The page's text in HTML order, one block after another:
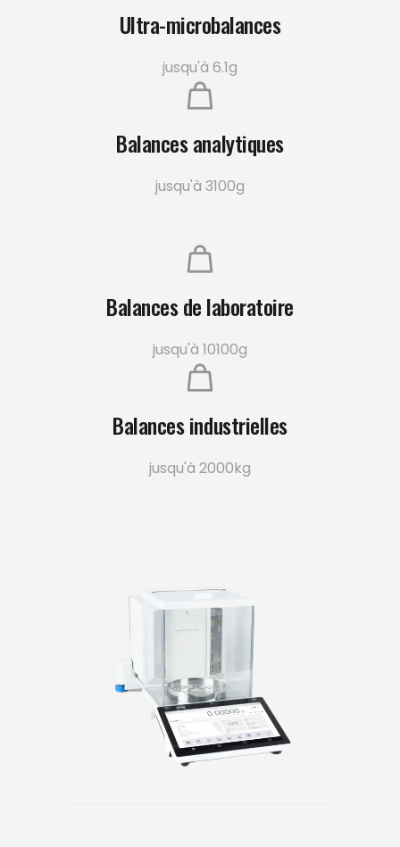
Ultra-microbalances
jusqu'à 6.1g
Balances analytiques
jusqu'à 3100g
Balances de laboratoire
jusqu'à 10100g
Balances industrielles
jusqu'à 2000kg